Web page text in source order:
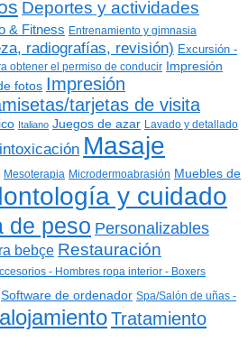
Deportes y actividades
& Fitness Entrenamiento y gimnasia
radiografías, revisión) Excursión -
obtener el permiso de conducir
Impresión
fotos Impresión
tarjetas de visita
Italiano Juegos de azar Lavado y detallado
Masaje
Mesoterapia Microdermoabrasión Muebles de
y cuidado
de peso Personalizables
bebçe Restauración
- Hombres ropa interior - Boxers
Software de ordenador Spa/Salón de uñas -
Tratamiento